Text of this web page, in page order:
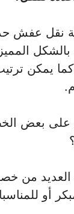
نقل عفش
يمكن
على بعض
العديد من
أو